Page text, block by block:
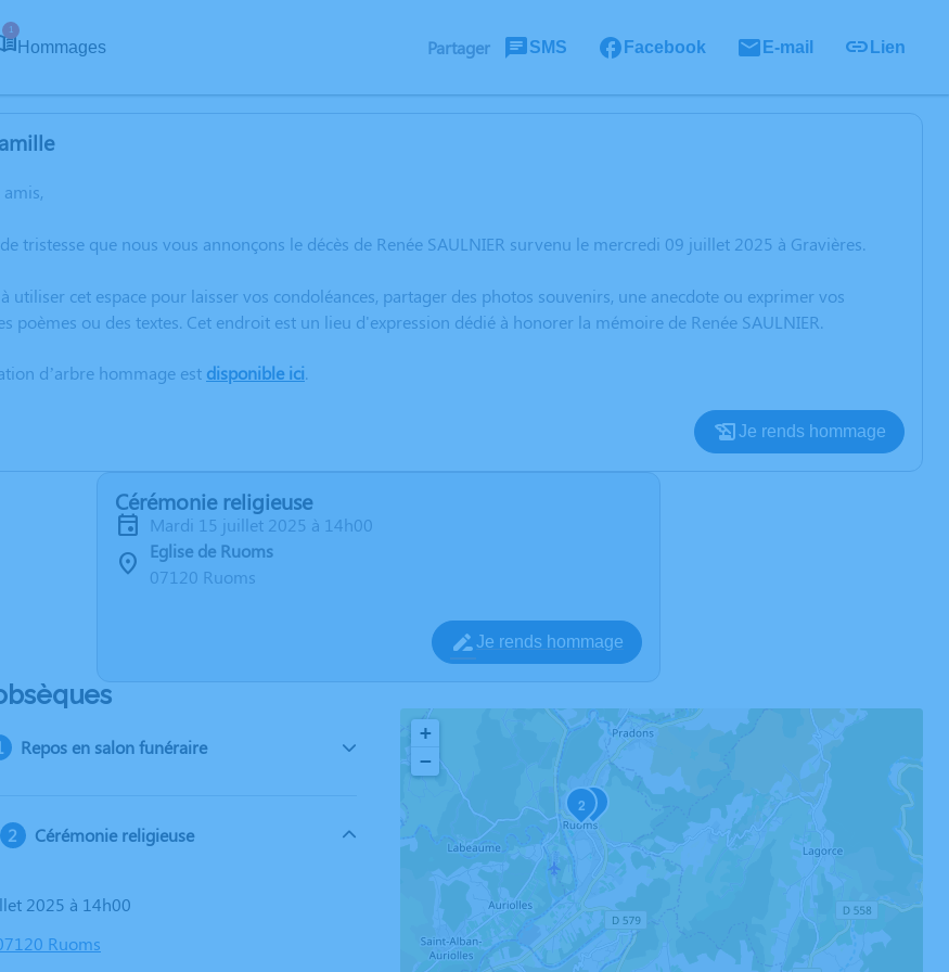
1
Hommages Partager SMS Facebook E-mail Lien
tristesse que nous vous annonçons le décès de Renée SAULNIER survenu le mercredi 09 juillet 2025 à Gravières.
utiliser cet espace pour laisser vos condoléances, partager des photos souvenirs, une anecdote ou exprimer vos
poèmes ou des textes. Cet endroit est un lieu d'expression dédié à honorer la mémoire de Renée SAULNIER.
d’arbre hommage est disponible ici.
Je rends hommage
Cérémonie religieuse
mardi 15 juillet 2025 à 14h00
Eglise de Ruoms
07120 Ruoms
Je rends hommage
Repos en salon funéraire
Cérémonie religieuse
2025 à 14h00
Ruoms
1
2
+
−